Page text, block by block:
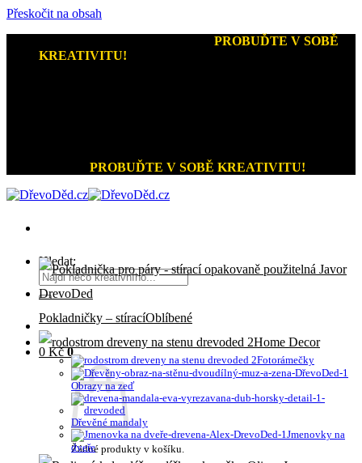
Přeskočit na obsah
PROBUĎTE V SOBĚ
KREATIVITU!
PROBUĎTE V SOBĚ KREATIVITU!
Hledat:
0 Kč 0
Žádné produkty v košíku.
Pokladničky – stírací
Home Decor
Fotorámečky
Obrazy na zeď
Dřevěné mandaly
Jmenovky na
dveře